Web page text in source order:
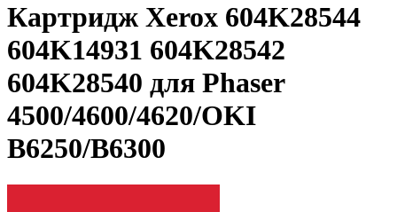
Картридж Xerox 604K28544
604K14931 604K28542
604K28540 для Phaser
4500/4600/4620/OKI
B6250/B6300